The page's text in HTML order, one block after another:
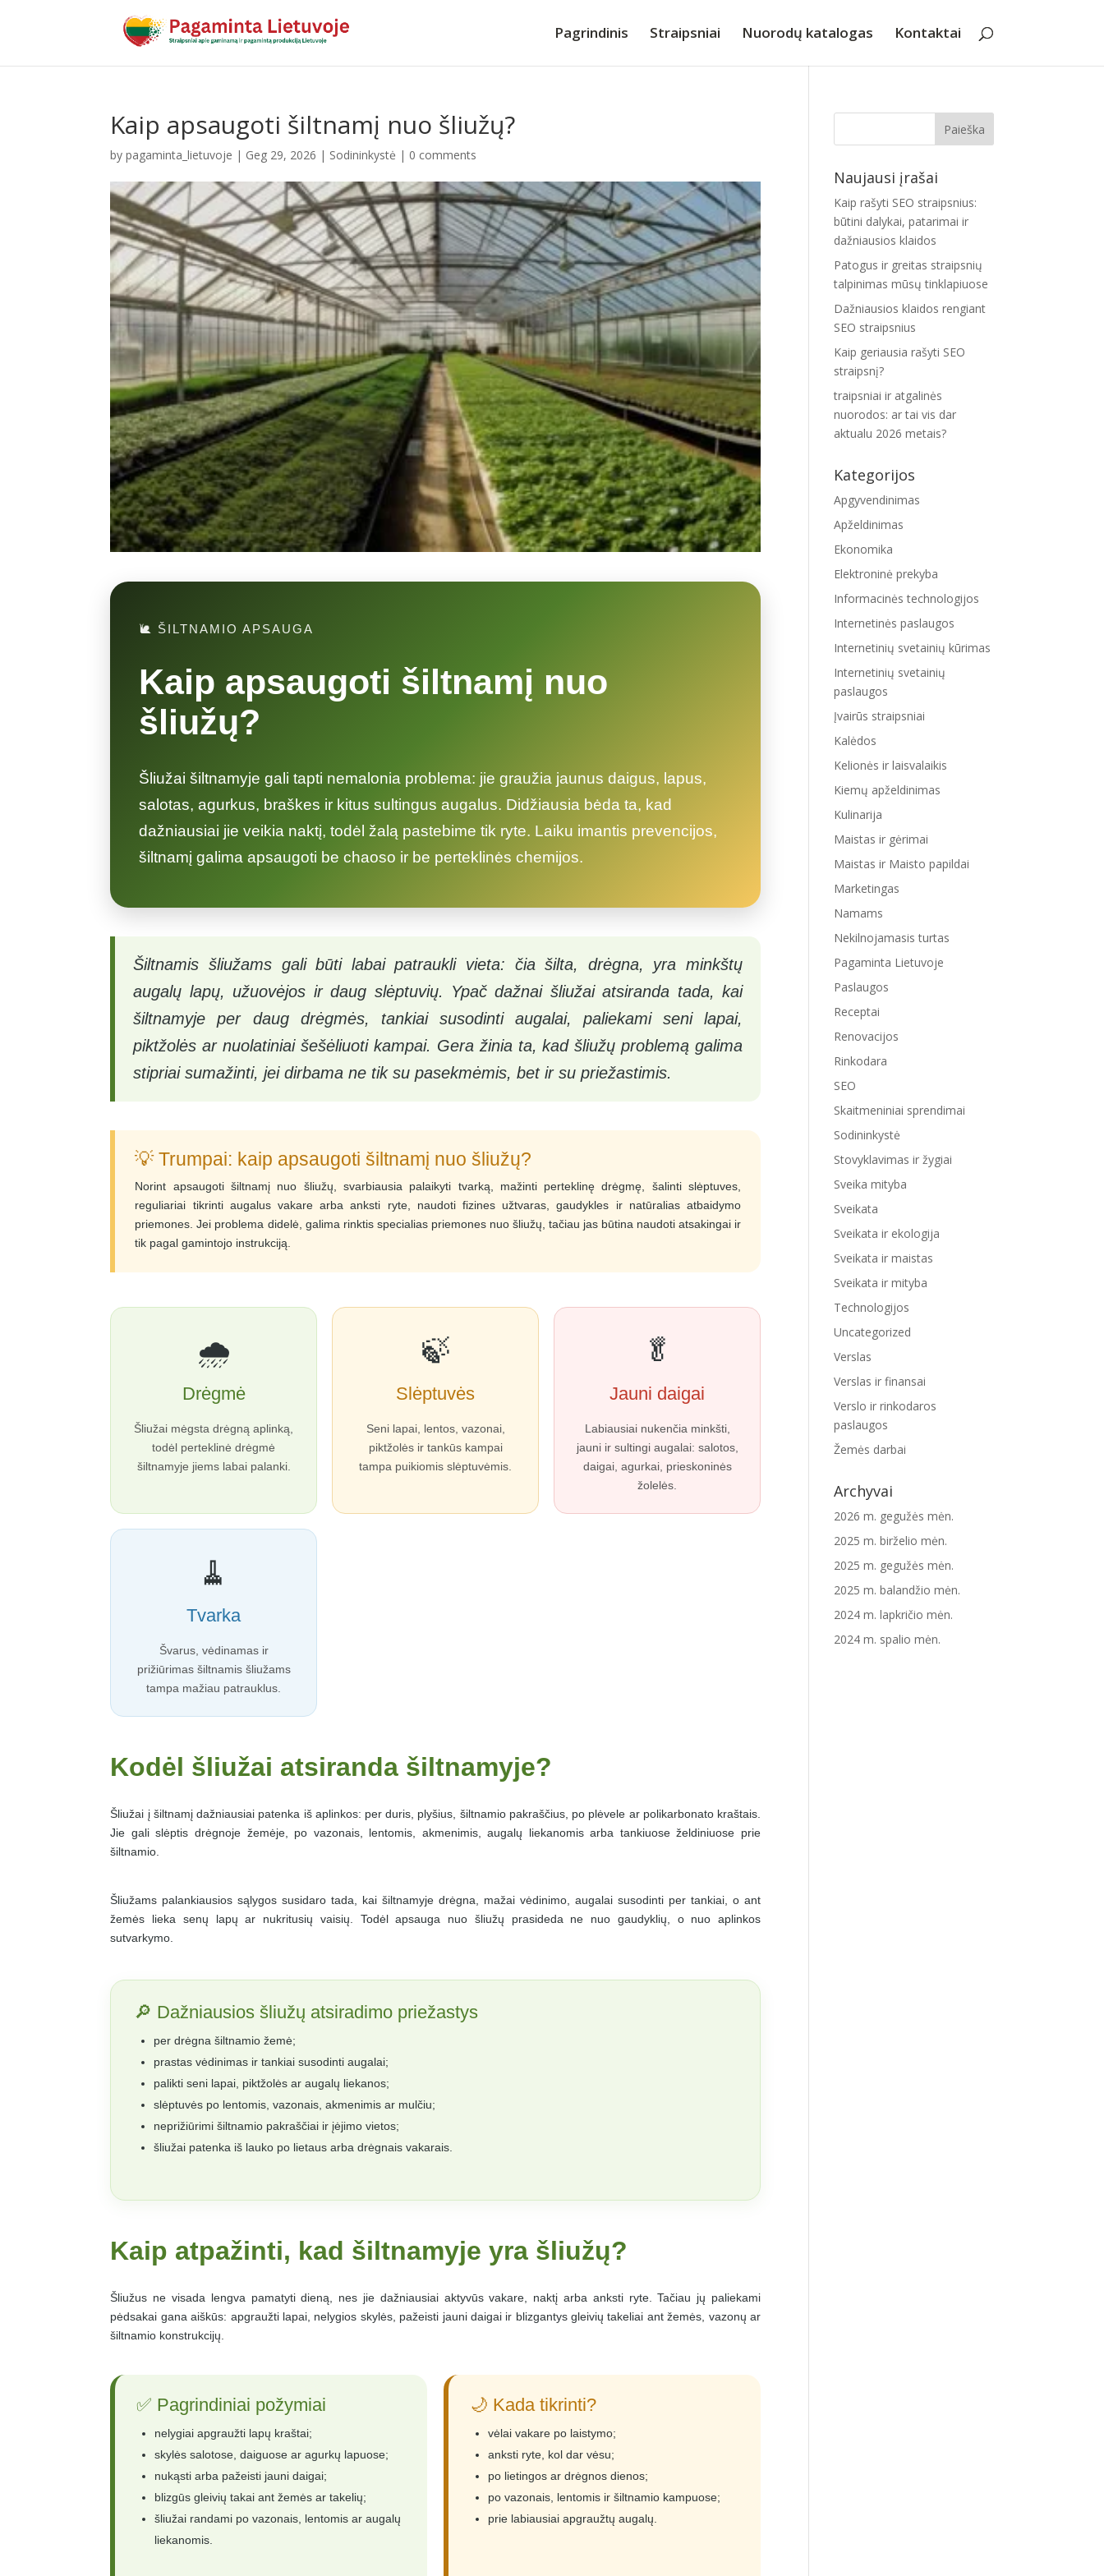
Pagrindinis Straipsniai Nuorodų katalogas Kontaktai
Kaip apsaugoti šiltnamį nuo šliužų?
bypagaminta_lietuvoje | Geg 29, 2026 | Sodininkystė | 0 comments
🐌 ŠILTNAMIO APSAUGA
Kaip apsaugoti šiltnamį nuo
šliužų?
Šliužai šiltnamyje gali tapti nemalonia problema: jie graužia jaunus daigus, lapus,
salotas, agurkus, braškes ir kitus sultingus augalus. Didžiausia bėda ta, kad
dažniausiai jie veikia naktį, todėl žalą pastebime tik ryte. Laiku imantis prevencijos,
šiltnamį galima apsaugoti be chaoso ir be perteklinės chemijos.
Šiltnamis šliužams gali būti labai patraukli vieta: čia šilta, drėgna, yra minkštų
augalų lapų, užuovėjos ir daug slėptuvių. Ypač dažnai šliužai atsiranda tada, kai
šiltnamyje per daug drėgmės, tankiai susodinti augalai, paliekami seni lapai,
piktžolės ar nuolatiniai šešėliuoti kampai. Gera žinia ta, kad šliužų problemą galima
stipriai sumažinti, jei dirbama ne tik su pasekmėmis, bet ir su priežastimis.
💡 Trumpai: kaip apsaugoti šiltnamį nuo šliužų?
Norint apsaugoti šiltnamį nuo šliužų, svarbiausia palaikyti tvarką, mažinti perteklinę drėgmę, šalinti slėptuves,
reguliariai tikrinti augalus vakare arba anksti ryte, naudoti fizines užtvaras, gaudykles ir natūralias atbaidymo
priemones. Jei problema didelė, galima rinktis specialias priemones nuo šliužų, tačiau jas būtina naudoti atsakingai ir
tik pagal gamintojo instrukciją.
🌧️
Drėgmė
Šliužai mėgsta drėgną aplinką,
todėl perteklinė drėgmė
šiltnamyje jiems labai palanki.
🍃
Slėptuvės
Seni lapai, lentos, vazonai,
piktžolės ir tankūs kampai
tampa puikiomis slėptuvėmis.
🥬
Jauni daigai
Labiausiai nukenčia minkšti,
jauni ir sultingi augalai: salotos,
daigai, agurkai, prieskoninės
žolelės.
🧹
Tvarka
Švarus, vėdinamas ir
prižiūrimas šiltnamis šliužams
tampa mažiau patrauklus.
Kodėl šliužai atsiranda šiltnamyje?
Šliužai į šiltnamį dažniausiai patenka iš aplinkos: per duris, plyšius, šiltnamio pakraščius, po plėvele ar polikarbonato kraštais.
Jie gali slėptis drėgnoje žemėje, po vazonais, lentomis, akmenimis, augalų liekanomis arba tankiuose želdiniuose prie
šiltnamio.
Šliužams palankiausios sąlygos susidaro tada, kai šiltnamyje drėgna, mažai vėdinimo, augalai susodinti per tankiai, o ant
žemės lieka senų lapų ar nukritusių vaisių. Todėl apsauga nuo šliužų prasideda ne nuo gaudyklių, o nuo aplinkos
sutvarkymo.
🔎 Dažniausios šliužų atsiradimo priežastys
per drėgna šiltnamio žemė;
prastas vėdinimas ir tankiai susodinti augalai;
palikti seni lapai, piktžolės ar augalų liekanos;
slėptuvės po lentomis, vazonais, akmenimis ar mulčiu;
neprižiūrimi šiltnamio pakraščiai ir įėjimo vietos;
šliužai patenka iš lauko po lietaus arba drėgnais vakarais.
Kaip atpažinti, kad šiltnamyje yra šliužų?
Šliužus ne visada lengva pamatyti dieną, nes jie dažniausiai aktyvūs vakare, naktį arba anksti ryte. Tačiau jų paliekami
pėdsakai gana aiškūs: apgraužti lapai, nelygios skylės, pažeisti jauni daigai ir blizgantys gleivių takeliai ant žemės, vazonų ar
šiltnamio konstrukcijų.
✅ Pagrindiniai požymiai
nelygiai apgraužti lapų kraštai;
skylės salotose, daiguose ar agurkų lapuose;
nukąsti arba pažeisti jauni daigai;
blizgūs gleivių takai ant žemės ar takelių;
šliužai randami po vazonais, lentomis ar augalų
liekanomis.
🌙 Kada tikrinti?
vėlai vakare po laistymo;
anksti ryte, kol dar vėsu;
po lietingos ar drėgnos dienos;
po vazonais, lentomis ir šiltnamio kampuose;
prie labiausiai apgraužtų augalų.
Naujausi įrašai
Kaip rašyti SEO straipsnius:
būtini dalykai, patarimai ir
dažniausios klaidos
Patogus ir greitas straipsnių
talpinimas mūsų tinklapiuose
Dažniausios klaidos rengiant
SEO straipsnius
Kaip geriausia rašyti SEO
straipsnį?
traipsniai ir atgalinės
nuorodos: ar tai vis dar
aktualu 2026 metais?
Kategorijos
Apgyvendinimas
Apželdinimas
Ekonomika
Elektroninė prekyba
Informacinės technologijos
Internetinės paslaugos
Internetinių svetainių kūrimas
Internetinių svetainių
paslaugos
Įvairūs straipsniai
Kalėdos
Kelionės ir laisvalaikis
Kiemų apželdinimas
Kulinarija
Maistas ir gėrimai
Maistas ir Maisto papildai
Marketingas
Namams
Nekilnojamasis turtas
Pagaminta Lietuvoje
Paslaugos
Receptai
Renovacijos
Rinkodara
SEO
Skaitmeniniai sprendimai
Sodininkystė
Stovyklavimas ir žygiai
Sveika mityba
Sveikata
Sveikata ir ekologija
Sveikata ir maistas
Sveikata ir mityba
Technologijos
Uncategorized
Verslas
Verslas ir finansai
Verslo ir rinkodaros
paslaugos
Žemės darbai
Archyvai
2026 m. gegužės mėn.
2025 m. birželio mėn.
2025 m. gegužės mėn.
2025 m. balandžio mėn.
2024 m. lapkričio mėn.
2024 m. spalio mėn.